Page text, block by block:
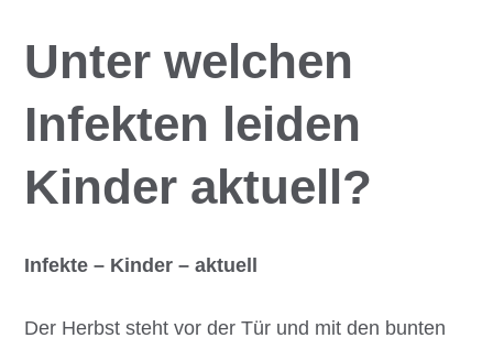
Unter welchen
Infekten leiden
Kinder aktuell?
Infekte – Kinder – aktuell
Der Herbst steht vor der Tür und mit den bunten